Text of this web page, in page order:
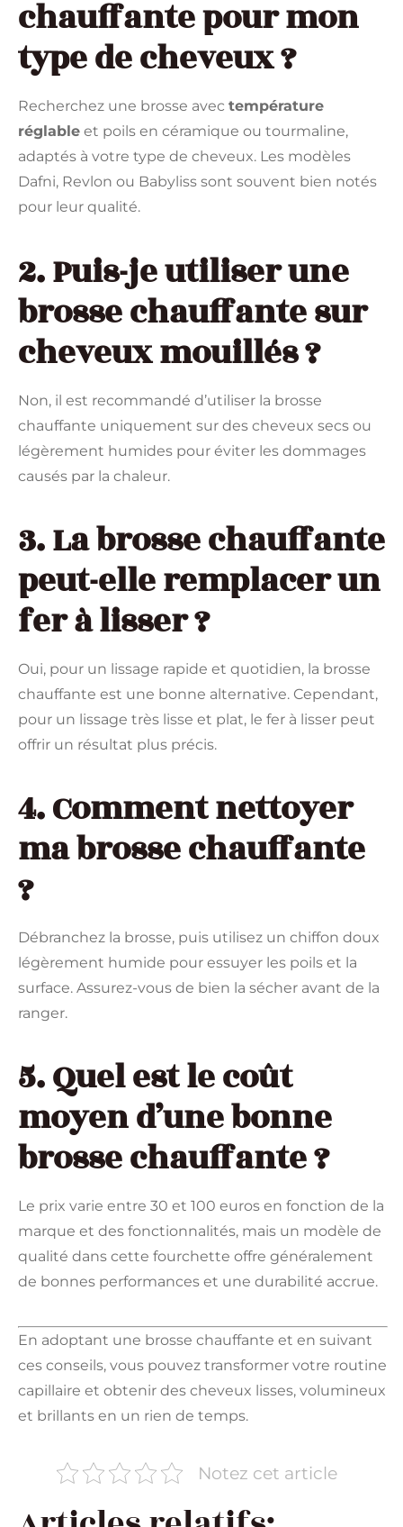
chauffante pour mon
type de cheveux ?
Recherchez une brosse avec température
réglable et poils en céramique ou tourmaline,
adaptés à votre type de cheveux. Les modèles
Dafni, Revlon ou Babyliss sont souvent bien notés
pour leur qualité.
2. Puis-je utiliser une
brosse chauffante sur
cheveux mouillés ?
Non, il est recommandé d’utiliser la brosse
chauffante uniquement sur des cheveux secs ou
légèrement humides pour éviter les dommages
causés par la chaleur.
3. La brosse chauffante
peut-elle remplacer un
fer à lisser ?
Oui, pour un lissage rapide et quotidien, la brosse
chauffante est une bonne alternative. Cependant,
pour un lissage très lisse et plat, le fer à lisser peut
offrir un résultat plus précis.
4. Comment nettoyer
ma brosse chauffante
?
Débranchez la brosse, puis utilisez un chiffon doux
légèrement humide pour essuyer les poils et la
surface. Assurez-vous de bien la sécher avant de la
ranger.
5. Quel est le coût
moyen d’une bonne
brosse chauffante ?
Le prix varie entre 30 et 100 euros en fonction de la
marque et des fonctionnalités, mais un modèle de
qualité dans cette fourchette offre généralement
de bonnes performances et une durabilité accrue.
En adoptant une brosse chauffante et en suivant
ces conseils, vous pouvez transformer votre routine
capillaire et obtenir des cheveux lisses, volumineux
et brillants en un rien de temps.
Notez cet article